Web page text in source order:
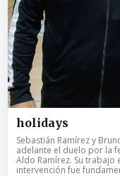
holidays
Sebastián Ramírez y
adelante el duelo por la
Aldo Ramírez. Su trabajo
intervención fue